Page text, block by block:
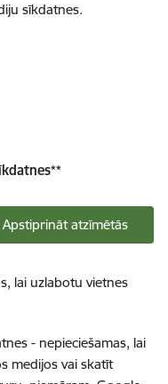
sīkdatnes.
**
Apstiprināt atzīmētās
lai uzlabotu vietnes
- nepieciešamas, lai
medijos vai skatīt